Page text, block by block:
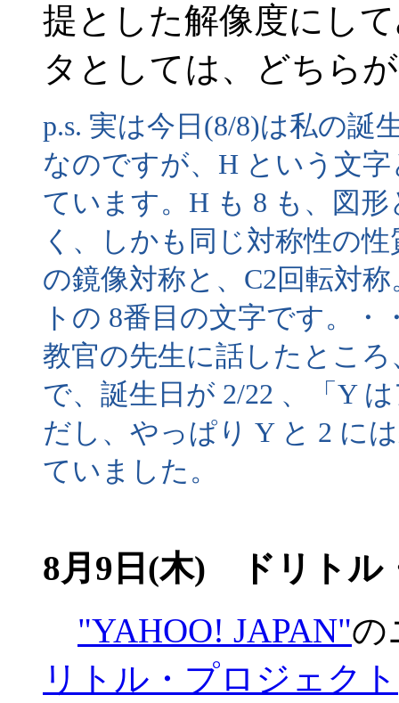
提とした解像度にし
タとしては、どちら
p.s. 実は今日(8/8)は私の誕
なのですが、H という文
ています。H も 8 も、図
く、しかも同じ対称性の
の鏡像対称と、C2回転対
トの 8番目の文字です。
教官の先生に話したとこ
で、誕生日が 2/22 、「Y
だし、やっぱり Y と 2 に
ていました。
8月9日(木) ドリトル
"YAHOO! JAPAN"の
リトル・プロジェクト